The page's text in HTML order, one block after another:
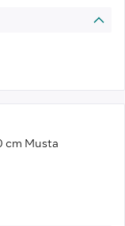
cm Musta